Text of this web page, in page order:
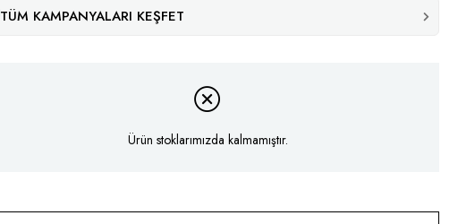
TÜM KAMPANYALARI KEŞFET
Ürün stoklarımızda kalmamıştır.